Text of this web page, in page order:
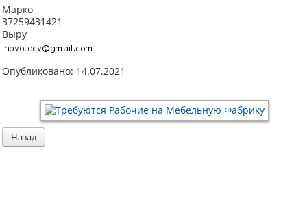
Марко
37259431421
Выру
Опубликовано: 14.07.2021
Назад